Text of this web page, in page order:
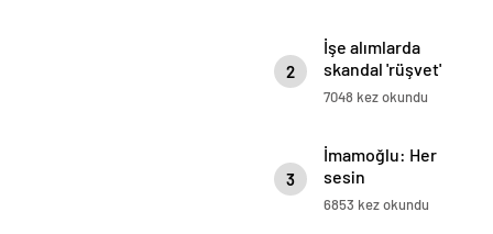
2
İşe alımlarda
skandal 'rüşvet'
iddiası!
7048 kez okundu
3
İmamoğlu: Her
sesin
özgürlüğünde
6853 kez okundu